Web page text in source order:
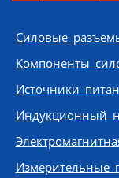
Skip to content
Силовые
Компоненты
Источники
Индукционный
Измерительные